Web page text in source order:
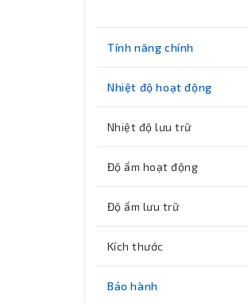
Tính năng chính
Nhiệt độ hoạt động
Nhiệt độ lưu trữ
Độ ẩm hoạt động
Độ ẩm lưu trữ
Kích thước
Bảo hành